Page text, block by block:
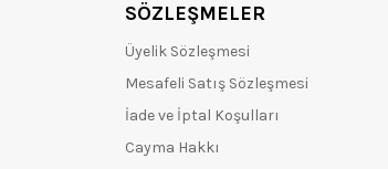
SÖZLEŞMELER
Üyelik Sözleşmesi
Mesafeli Satış Sözleşmesi
İade ve İptal Koşulları
Cayma Hakkı